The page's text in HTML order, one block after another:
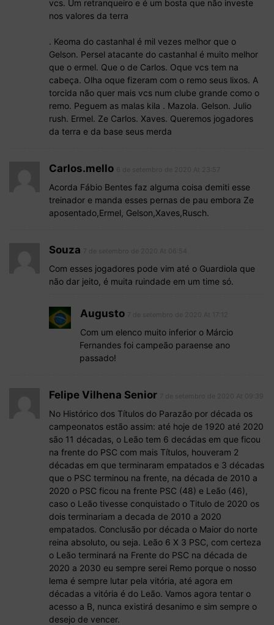
vcs. Um retranqueiro e é um bosta que não investe
nos valores da terra
. Keoma do castanhal é mil vezes melhor que o
Gelson. Persel atacante do castanhal é muito melhor
que o ermel. Que o de Carlos. Oque vcs tem na
cabeça. Olha oque fizeram com o remo seus lixos. A
torcida não quer mais vcs num clube grande como o
remo. Peguem as malas kila . Mazola. Gelson. Julio
rush. Ermel. Ze Carlos. Xaves. Queremos jogadores
da terra e da base seus merda
Carlos.mello
Acorda Fábio Bentes faz alguma coisa demiti esse
treinador e manda esses pernas de pau embora Ze
aposentado,Ermel, Gelson,Xaves,Rusch.
Souza
Com esses jogadores pode vim até o Guardiola que
não dar jeito, é muita ruindade em um time só.
Augusto
Com um elenco muito inferior o Márcio
Fernandes foi campeão paraense ano
passado!
Felipe Vilhena Senior
No Histórico dos Títulos do Parazão por década os
campeonatos estão assim: até hoje de 1920 até 2020
são 11 décadas, o Leão tem 6 decádas em que ficou
na frente do PSC com mais Títulos, houveram 2
décadas em que terminaram empatados e 3 décadas
que o PSC terminou na frente, na década de 2010 a
2020 o PSC ficou na frente PSC (48) e Leão (46),
caso o Leão tivesse conquistado o Titulo de 2020 os
dois terminariam a decada de 2010 a 2020
empatados. Conclusão por década o Maior do norte
reina absoluto, ou seja. Leão 6 X 3 PSC, com certeza
o Leão terminará na Frente do PSC na década de
2020 a 2030 eu sempre serei Remo porque o nosso
lema é sempre lutar pela vitória, até agora em
décadas a vitória é do Leão. Vamos agora tentar o
acesso a B, nunca existirá desanimo e sim sempre o
desejo de vencer.